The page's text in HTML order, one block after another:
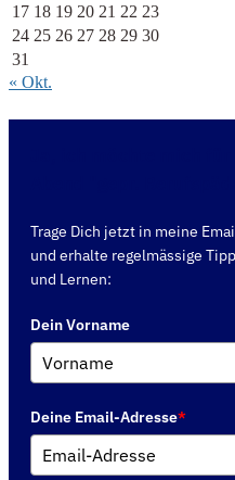
17 18 19 20 21 22 23
24 25 26 27 28 29 30
31
« Okt.
Trage Dich jetzt in meine
und erhalte regelmässige
und Lernen:
Dein Vorname
Deine Email-Adresse*